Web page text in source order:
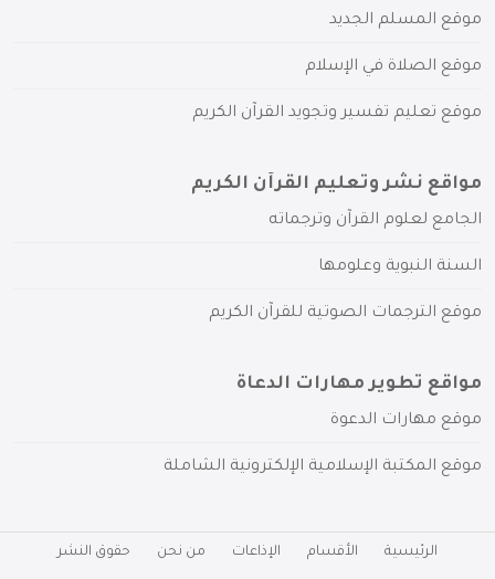
موقع المسلم الجديد
موقع الصلاة في الإسلام
موقع تعليم تفسير وتجويد القرآن الكريم
مواقع نشر وتعليم القرآن الكريم
الجامع لعلوم القرآن وترجماته
السنة النبوية وعلومها
موقع الترجمات الصوتية للقرآن الكريم
مواقع تطوير مهارات الدعاة
موقع مهارات الدعوة
موقع المكتبة الإسلامية الإلكترونية الشاملة
الرئيسية الأقسام الإذاعات من نحن حقوق النشر